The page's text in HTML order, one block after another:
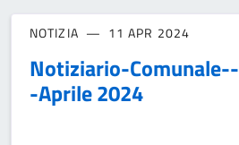
NOTIZIA 11 APR 2024
Notiziario-Comunale--
-Aprile 2024